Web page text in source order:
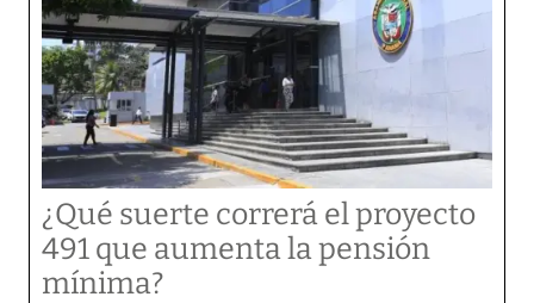
¿Qué suerte correrá el proyecto
491 que aumenta la pensión
mínima?